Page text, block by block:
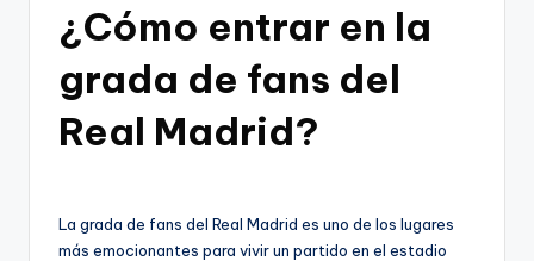
¿Cómo entrar en la
grada de fans del
Real Madrid?
La grada de fans del Real Madrid es uno de los lugares
más emocionantes para vivir un partido en el estadio